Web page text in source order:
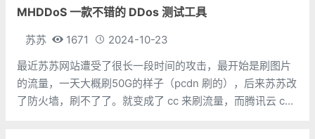
MHDDoS 一款不错的 DDos 测试工具
苏苏 1671
2024-10-23
最近苏苏网站遭受了很长一段时间的攻击，最开始是刷图片
的流量，一天大概刷50G的样子（pcdn 刷的），后来苏苏改
了防火墙，刷不了了。就变成了 cc 来刷流量，而腾讯云 cdn